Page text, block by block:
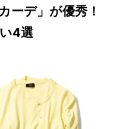
VER
ーデ」が優秀！
4選